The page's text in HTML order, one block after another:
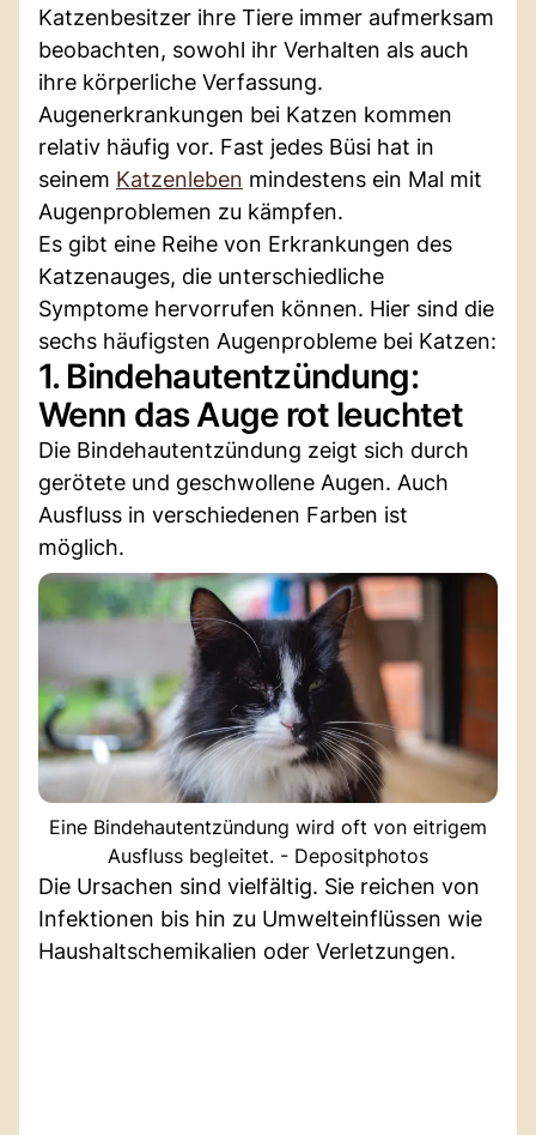
Katzenbesitzer ihre Tiere immer aufmerksam
beobachten, sowohl ihr Verhalten als auch
ihre körperliche Verfassung.
Augenerkrankungen bei Katzen kommen
relativ häufig vor. Fast jedes Büsi hat in
seinem Katzenleben mindestens ein Mal mit
Augenproblemen zu kämpfen.
Es gibt eine Reihe von Erkrankungen des
Katzenauges, die unterschiedliche
Symptome hervorrufen können. Hier sind die
sechs häufigsten Augenprobleme bei Katzen:
1. Bindehautentzündung:
Wenn das Auge rot leuchtet
Die Bindehautentzündung zeigt sich durch
gerötete und geschwollene Augen. Auch
Ausfluss in verschiedenen Farben ist
möglich.
Eine Bindehautentzündung wird oft von eitrigem
Ausfluss begleitet. - Depositphotos
Die Ursachen sind vielfältig. Sie reichen von
Infektionen bis hin zu Umwelteinflüssen wie
Haushaltschemikalien oder Verletzungen.